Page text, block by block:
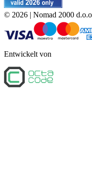
© 2026 | Nomad 2000
Entwickelt von